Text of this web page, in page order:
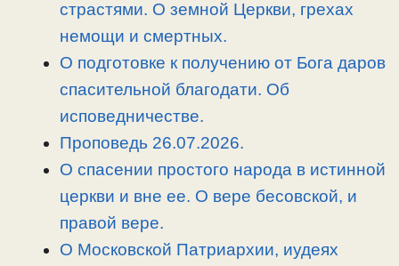
страстями. О земной Церкви, грехах
немощи и смертных.
О подготовке к получению от Бога даров
спасительной благодати. Об
исповедничестве.
Проповедь 26.07.2026.
О спасении простого народа в истинной
церкви и вне ее. О вере бесовской, и
правой вере.
О Московской Патриархии, иудеях